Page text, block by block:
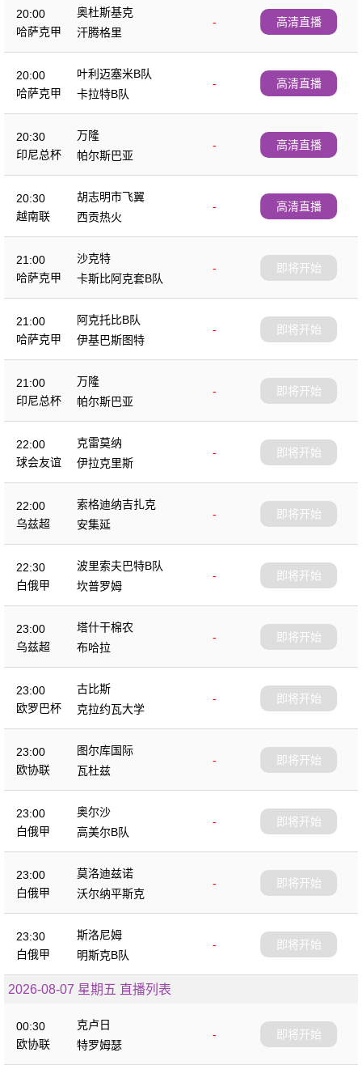
20:00
哈萨克甲
奥杜斯基克
-
汗腾格里
高清直播
20:00
哈萨克甲
叶利迈塞米B队
-
卡拉特B队
高清直播
20:30
印尼总杯
万隆
-
帕尔斯巴亚
高清直播
20:30
越南联
胡志明市飞翼
-
西贡热火
高清直播
21:00
哈萨克甲
沙克特
-
卡斯比阿克套B队
即将开始
21:00
哈萨克甲
阿克托比B队
-
伊基巴斯图特
即将开始
21:00
印尼总杯
万隆
-
帕尔斯巴亚
即将开始
22:00
球会友谊
克雷莫纳
-
伊拉克里斯
即将开始
22:00
乌兹超
索格迪纳吉扎克
-
安集延
即将开始
22:30
白俄甲
波里索夫巴特B队
-
坎普罗姆
即将开始
23:00
乌兹超
塔什干棉农
-
布哈拉
即将开始
23:00
欧罗巴杯
古比斯
-
克拉约瓦大学
即将开始
23:00
欧协联
图尔库国际
-
瓦杜兹
即将开始
23:00
白俄甲
奥尔沙
-
高美尔B队
即将开始
23:00
白俄甲
莫洛迪兹诺
-
沃尔纳平斯克
即将开始
23:30
白俄甲
斯洛尼姆
-
明斯克B队
即将开始
2026-08-07 星期五 直播列表
00:30
欧协联
克卢日
-
特罗姆瑟
即将开始